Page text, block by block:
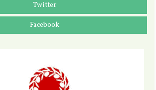
Twitter
Facebook